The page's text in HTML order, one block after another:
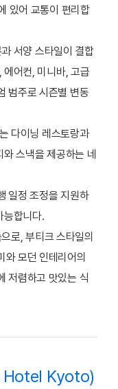
있어 교통이 편리합
서양 스타일이 결합
어컨, 미니바, 고급
범주로 시즌별 변동
다이닝 레스토랑과
스낵을 제공하는 네
일정 조정을 지원하
능합니다.
로, 부티크 스타일의
와 모던 인테리어의
저렴하고 맛있는 식
Hotel Kyoto)